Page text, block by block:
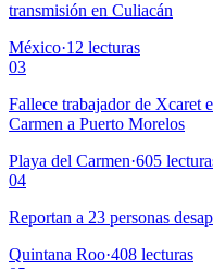
transmisión en Culiacán
México·12 lecturas
03
Fallece trabajador de Xcaret
Carmen a Puerto Morelos
Playa del Carmen·605
04
Reportan a 23 personas
Quintana Roo·408 lecturas